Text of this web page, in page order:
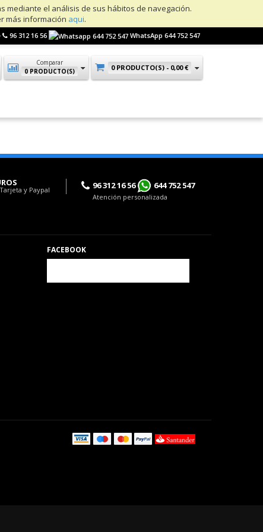
mediante el análisis de sus hábitos de navegación.
más información aqui.
96 312 16 56 WhatsApp 644 752 547
0 PRODUCTO(S) - 0,00 €
Comparar
0 PRODUCTO(S)
y Paypal 96 312 16 56 644 752 547
Atención personalizada
FACEBOOK